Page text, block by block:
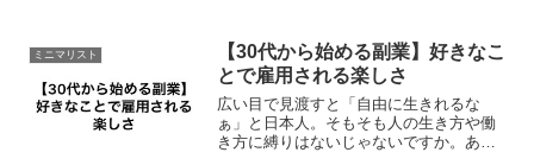
くなり調べてみると、古代オリエント、
アラブに広がるナツメヤシ...
ミニマリスト
【30代から始める副業】好きなこ
とで雇用される楽しさ
広い目で見渡すと「自由に生きれるな
ぁ」と日本人。そもそも人の生き方や働
き方に縛りはないじゃないですか。ある